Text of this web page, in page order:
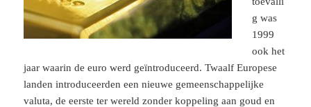
g was
1999
ook het
jaar waarin de euro werd geïntroduceerd. Twaalf Europese
landen introduceerden een nieuwe gemeenschappelijke
valuta, de eerste ter wereld zonder koppeling aan goud en